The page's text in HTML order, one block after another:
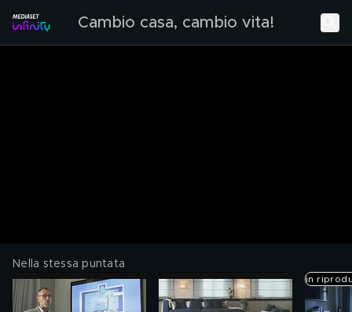
Cambio casa, cambio vita!
Nella stessa puntata
in